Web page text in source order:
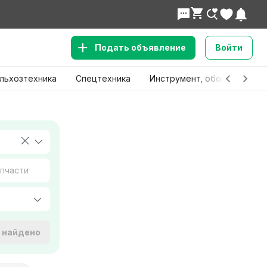
Подать объявление Войти
Спецтехника Инструмент, оборудование
найдено